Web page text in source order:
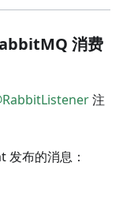
消费
注
布的消息：